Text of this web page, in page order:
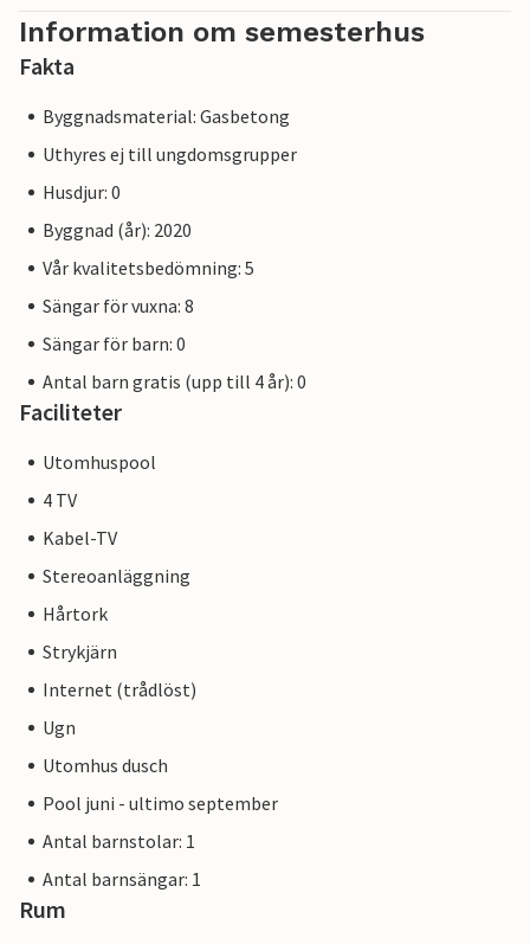
Information om semesterhus
Fakta
Byggnadsmaterial: Gasbetong
Uthyres ej till ungdomsgrupper
Husdjur: 0
Byggnad (år): 2020
Vår kvalitetsbedömning: 5
Sängar för vuxna: 8
Sängar för barn: 0
Antal barn gratis (upp till 4 år): 0
Faciliteter
Utomhuspool
4 TV
Kabel-TV
Stereoanläggning
Hårtork
Strykjärn
Internet (trådlöst)
Ugn
Utomhus dusch
Pool juni - ultimo september
Antal barnstolar: 1
Antal barnsängar: 1
Rum